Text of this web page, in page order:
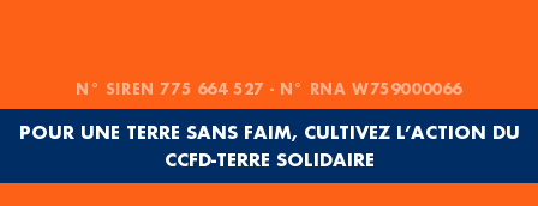
N° SIREN 775 664 527 - N° RNA W759000066
POUR UNE TERRE SANS FAIM, CULTIVEZ L’ACTION DU
CCFD-TERRE SOLIDAIRE